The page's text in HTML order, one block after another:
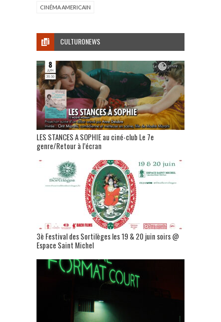
CINÉMA AMERICAIN
CULTURONEWS
LES STANCES A SOPHIE au ciné-club Le 7e
genre/Retour à l’écran
3è Festival des Sortilèges les 19 & 20 juin soirs @
Espace Saint Michel